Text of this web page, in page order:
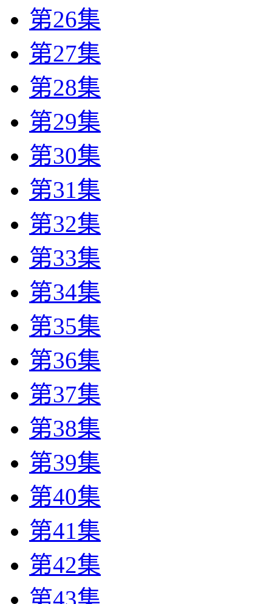
第26集
第27集
第28集
第29集
第30集
第31集
第32集
第33集
第34集
第35集
第36集
第37集
第38集
第39集
第40集
第41集
第42集
第43集